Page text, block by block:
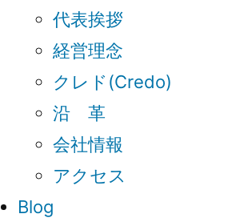
代表挨拶
経営理念
クレド(Credo)
沿 革
会社情報
アクセス
Blog